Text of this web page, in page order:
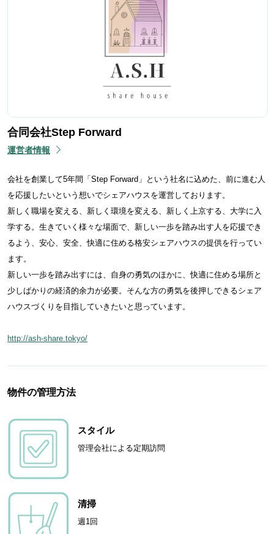
合同会社Step Forward
運営者情報
会社を創業して5年間「Step Forward」という社名に込めた、前に進む人
を応援したいという想いでシェアハウスを運営しております。
新しく職場を変える、新しく環境を変える、新しく上京する、大学に入
学する。生きていく様々な場面で、新しい一歩を踏み出す人を応援でき
るよう、安心、安全、快適に住める格安シェアハウスの提供を行ってい
ます。
新しい一歩を踏み出すには、自身の勇気のほかに、快適に住める場所と
少しばかりの経済的余力が必要。そんな方の勇気を後押しできるシェア
ハウスづくりを目指していきたいと思っています。
http://ash-share.tokyo/
物件の管理方法
スタイル
管理会社による定期訪問
清掃
週1回